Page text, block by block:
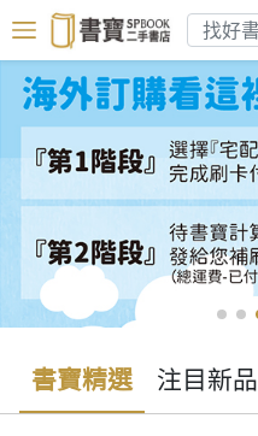
書寶精選 注目新品